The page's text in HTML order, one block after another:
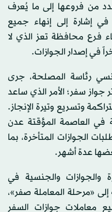
من فروعها إلى ما يُعرف
في إشارة إلى إنهاء جميع
فرع محافظة تعز الذي لا
في إصدار الجوازات.
رئاسة المصلحة، جرى
جواز سفر؛ الأمر الذي ساعد
وتسريع وتيرة الإنجاز.
العاصمة المؤقتة عدن
الجوازات المتأخرة، بما
عدة أشهر.
والجوازات والجنسية في
«مرحلة المعاملة صفر»،
معاملات جوازات السفر